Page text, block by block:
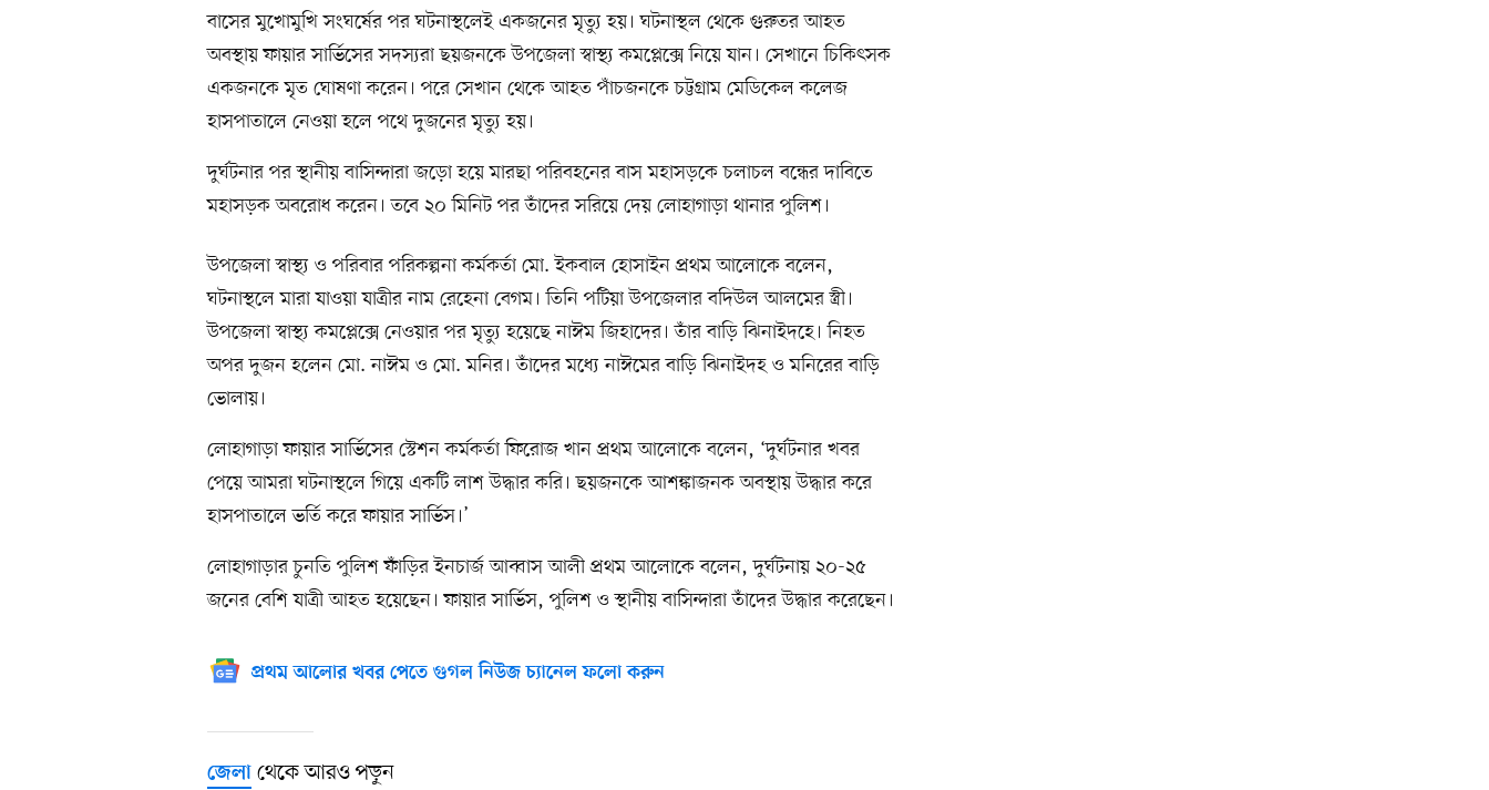
বাসের মুখোমুখি সংঘর্ষের পর ঘটনাস্থলেই একজনের মৃত্যু হয়। ঘটনাস্থল থেকে গুরুতর আহত
অবস্থায় ফায়ার সার্ভিসের সদস্যরা ছয়জনকে উপজেলা স্বাস্থ্য কমপ্লেক্সে নিয়ে যান। সেখানে চিকিৎসক
একজনকে মৃত ঘোষণা করেন। পরে সেখান থেকে আহত পাঁচজনকে চট্টগ্রাম মেডিকেল কলেজ
হাসপাতালে নেওয়া হলে পথে দুজনের মৃত্যু হয়।
দুর্ঘটনার পর স্থানীয় বাসিন্দারা জড়ো হয়ে মারছা পরিবহনের বাস মহাসড়কে চলাচল বন্ধের দাবিতে
মহাসড়ক অবরোধ করেন। তবে ২০ মিনিট পর তাঁদের সরিয়ে দেয় লোহাগাড়া থানার পুলিশ।
উপজেলা স্বাস্থ্য ও পরিবার পরিকল্পনা কর্মকর্তা মো. ইকবাল হোসাইন প্রথম আলোকে বলেন,
ঘটনাস্থলে মারা যাওয়া যাত্রীর নাম রেহেনা বেগম। তিনি পটিয়া উপজেলার বদিউল আলমের স্ত্রী।
উপজেলা স্বাস্থ্য কমপ্লেক্সে নেওয়ার পর মৃত্যু হয়েছে নাঈম জিহাদের। তাঁর বাড়ি ঝিনাইদহে। নিহত
অপর দুজন হলেন মো. নাঈম ও মো. মনির। তাঁদের মধ্যে নাঈমের বাড়ি ঝিনাইদহ ও মনিরের বাড়ি
ভোলায়।
লোহাগাড়া ফায়ার সার্ভিসের স্টেশন কর্মকর্তা ফিরোজ খান প্রথম আলোকে বলেন, ‘দুর্ঘটনার খবর
পেয়ে আমরা ঘটনাস্থলে গিয়ে একটি লাশ উদ্ধার করি। ছয়জনকে আশঙ্কাজনক অবস্থায় উদ্ধার করে
হাসপাতালে ভর্তি করে ফায়ার সার্ভিস।’
লোহাগাড়ার চুনতি পুলিশ ফাঁড়ির ইনচার্জ আব্বাস আলী প্রথম আলোকে বলেন, দুর্ঘটনায় ২০-২৫
জনের বেশি যাত্রী আহত হয়েছেন। ফায়ার সার্ভিস, পুলিশ ও স্থানীয় বাসিন্দারা তাঁদের উদ্ধার করেছেন।
প্রথম আলোর খবর পেতে গুগল নিউজ চ্যানেল ফলো করুন
জেলা থেকে আরও পড়ুন